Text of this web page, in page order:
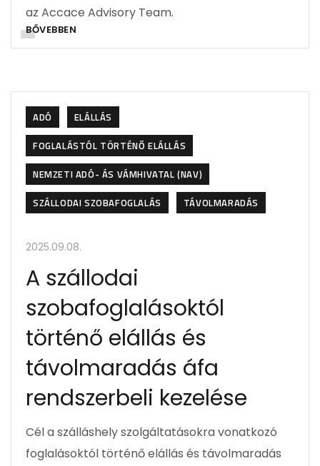
az Accace Advisory Team.
BŐVEBBEN
ADÓ
ELÁLLÁS
FOGLALÁSTÓL TÖRTÉNŐ ELÁLLÁS
NEMZETI ADÓ- ÁS VÁMHIVATAL (NAV)
SZÁLLODAI SZOBAFOGLALÁS
TÁVOLMARADÁS
2025.09.08.
A szállodai
szobafoglalásoktól
történő elállás és
távolmaradás áfa
rendszerbeli kezelése
Cél a szálláshely szolgáltatásokra vonatkozó
foglalásoktól történő elállás és távolmaradás